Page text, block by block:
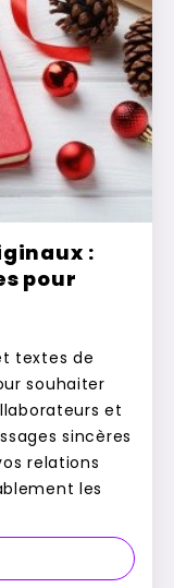
:
pour
textes de
souhaiter
et
sincères
relations
les